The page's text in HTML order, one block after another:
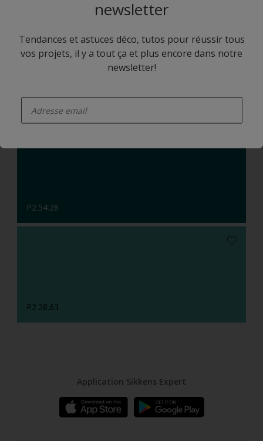
Q1.07.80
P2.54.28
P2.28.63
newsletter
Tendances et astuces déco, tutos pour réussir tous
vos projets, il y a tout ça et plus encore dans notre
newsletter!
Application Sikkens Expert